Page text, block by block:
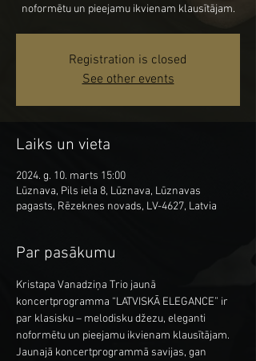
noformētu un pieejamu ikvienam klausītājam.
Registration is closed
See other events
Laiks un vieta
2024. g. 10. marts 15:00
Lūznava, Pils iela 8, Lūznava, Lūznavas
pagasts, Rēzeknes novads, LV-4627, Latvia
Par pasākumu
Kristapa Vanadziņa Trio jaunā
koncertprogramma “LATVISKĀ ELEGANCE” ir
par klasisku – melodisku džezu, eleganti
noformētu un pieejamu ikvienam klausītājam.
Jaunajā koncertprogrammā savijas, gan